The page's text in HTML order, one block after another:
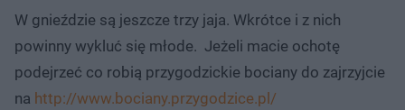
W gnieździe są jeszcze trzy jaja. Wkrótce i z nich
powinny wykluć się młode. Jeżeli macie ochotę
podejrzeć co robią przygodzickie bociany do zajrzyjcie
na http://www.bociany.przygodzice.pl/